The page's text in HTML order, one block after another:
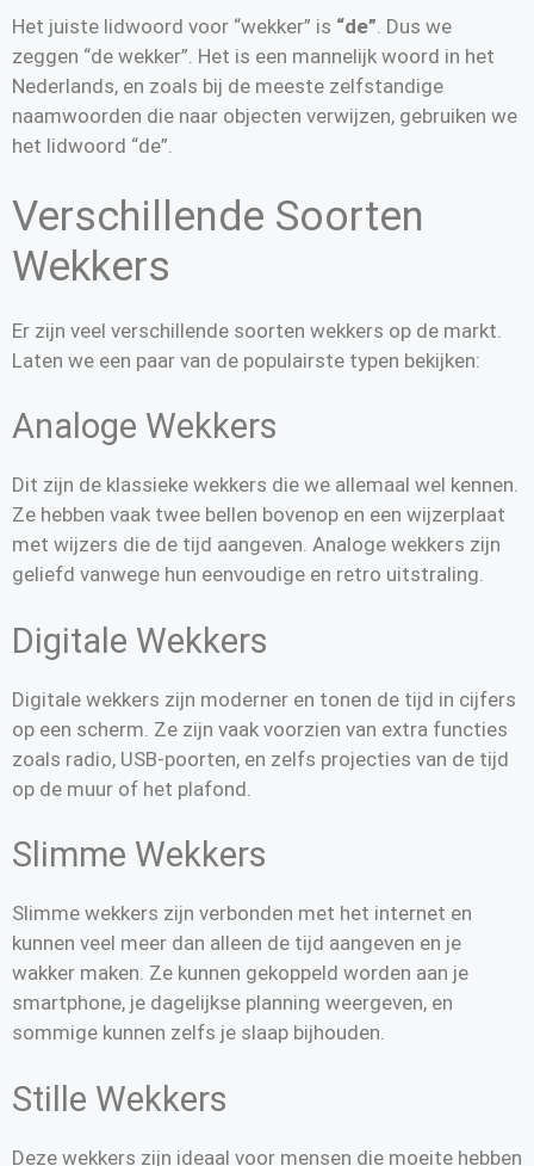
Het juiste lidwoord voor “wekker” is “de”. Dus we
zeggen “de wekker”. Het is een mannelijk woord in het
Nederlands, en zoals bij de meeste zelfstandige
naamwoorden die naar objecten verwijzen, gebruiken we
het lidwoord “de”.
Verschillende Soorten
Wekkers
Er zijn veel verschillende soorten wekkers op de markt.
Laten we een paar van de populairste typen bekijken:
Analoge Wekkers
Dit zijn de klassieke wekkers die we allemaal wel kennen.
Ze hebben vaak twee bellen bovenop en een wijzerplaat
met wijzers die de tijd aangeven. Analoge wekkers zijn
geliefd vanwege hun eenvoudige en retro uitstraling.
Digitale Wekkers
Digitale wekkers zijn moderner en tonen de tijd in cijfers
op een scherm. Ze zijn vaak voorzien van extra functies
zoals radio, USB-poorten, en zelfs projecties van de tijd
op de muur of het plafond.
Slimme Wekkers
Slimme wekkers zijn verbonden met het internet en
kunnen veel meer dan alleen de tijd aangeven en je
wakker maken. Ze kunnen gekoppeld worden aan je
smartphone, je dagelijkse planning weergeven, en
sommige kunnen zelfs je slaap bijhouden.
Stille Wekkers
Deze wekkers zijn ideaal voor mensen die moeite hebben